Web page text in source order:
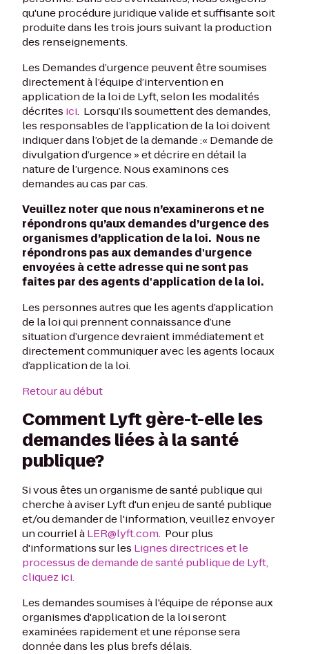
qu'une procédure juridique valide et suffisante soit
produite dans les trois jours suivant la production
des renseignements.
Les Demandes d’urgence peuvent être soumises
directement à l’équipe d’intervention en
application de la loi de Lyft, selon les modalités
décrites ici. Lorsqu’ils soumettent des demandes,
les responsables de l’application de la loi doivent
indiquer dans l’objet de la demande :« Demande de
divulgation d’urgence » et décrire en détail la
nature de l’urgence. Nous examinons ces
demandes au cas par cas.
Veuillez noter que nous n’examinerons et ne
répondrons qu’aux demandes d’urgence des
organismes d’application de la loi. Nous ne
répondrons pas aux demandes d'urgence
envoyées à cette adresse qui ne sont pas
faites par des agents d'application de la loi.
Les personnes autres que les agents d’application
de la loi qui prennent connaissance d’une
situation d’urgence devraient immédiatement et
directement communiquer avec les agents locaux
d’application de la loi.
Retour au début
Comment Lyft gère-t-elle les
demandes liées à la santé
publique?
Si vous êtes un organisme de santé publique qui
cherche à aviser Lyft d'un enjeu de santé publique
et/ou demander de l'information, veuillez envoyer
un courriel àLER@lyft.com. Pour plus
d'informations sur les Lignes directrices et le
processus de demande de santé publique de Lyft,
cliquez ici.
Les demandes soumises à l'équipe de réponse aux
organismes d'application de la loi seront
examinées rapidement et une réponse sera
donnée dans les plus brefs délais.